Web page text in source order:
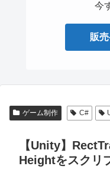
今
販
ゲーム制作 C#
【Unity】
Heightをスクリ